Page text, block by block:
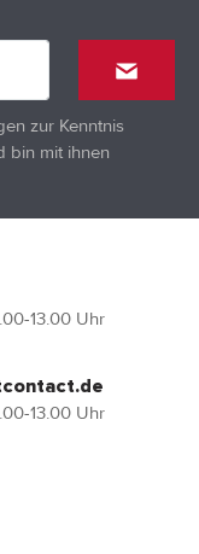
zur Kenntnis
bin mit ihnen
13.00 Uhr
13.00 Uhr